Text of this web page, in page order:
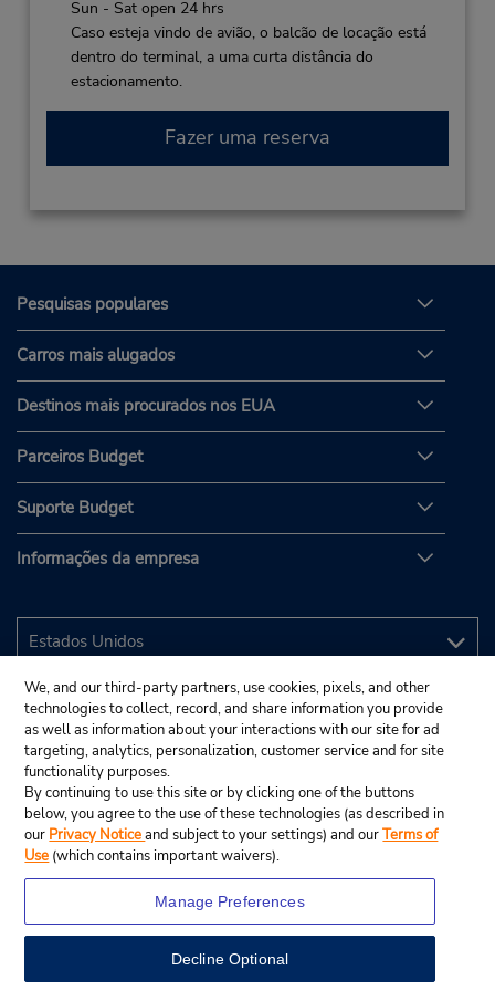
Sun - Sat open 24 hrs
Caso esteja vindo de avião, o balcão de locação está
dentro do terminal, a uma curta distância do
estacionamento.
Fazer uma reserva
Pesquisas populares
Carros mais alugados
Destinos mais procurados nos EUA
Parceiros Budget
Suporte Budget
Informações da empresa
We, and our third-party partners, use cookies, pixels, and other
technologies to collect, record, and share information you provide
as well as information about your interactions with our site for ad
targeting, analytics, personalization, customer service and for site
functionality purposes.
By continuing to use this site or by clicking one of the buttons
below, you agree to the use of these technologies (as described in
our Privacy Noticeand subject to your settings) and ourTerms of
Use (which contains important waivers).
Manage Preferences
Decline Optional